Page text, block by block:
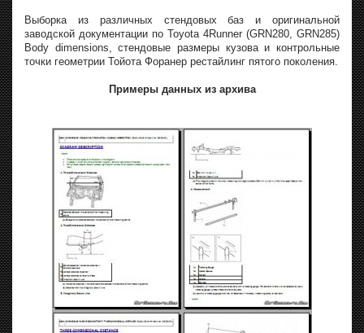
Выборка из различных стендовых баз и оригинальной
заводской документации по Toyota 4Runner (GRN280, GRN285)
Body dimensions, стендовые размеры кузова и контрольные
точки геометрии Тойота Форанер рестайлинг пятого поколения.
Примеры данных из архива